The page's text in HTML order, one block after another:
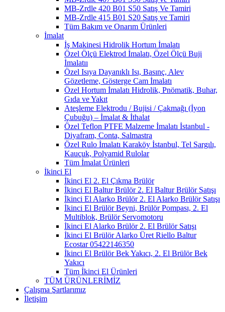
MB-Zrdle 420 B01 S50 Satış Ve Tamiri
MB-Zrdle 415 B01 S20 Satış ve Tamiri
Tüm Bakım ve Onarım Ürünleri
İmalat
İş Makinesi Hidrolik Hortum İmalatı
Özel Ölçü Elektrod İmalatı, Özel Ölçü Buji
İmalatıı
Özel Isıya Dayanıklı Isı, Basınç, Alev
Gözetleme, Gösterge Cam İmalatı
Özel Hortum İmalatı Hidrolik, Pnömatik, Buhar,
Gıda ve Yakıt
Ateşleme Elektrodu / Bujisi / Çakmağı (İyon
Çubuğu) – İmalat & İthalat
Özel Teflon PTFE Malzeme İmalatı İstanbul -
Diyafram, Conta, Salmastra
Özel Rulo İmalatı Karaköy İstanbul, Tel Sargılı,
Kauçuk, Polyamid Rulolar
Tüm İmalat Ürünleri
İkinci El
İkinci El 2. El Çıkma Brülör
İkinci El Baltur Brülör 2. El Baltur Brülör Satışı
İkinci El Alarko Brülör 2. El Alarko Brülör Satışı
İkinci El Brülör Beyni, Brülör Pompası, 2. El
Multiblok, Brülör Servomotoru
İkinci El Alarko Brülör 2. El Brülör Satışı
İkinci El Brülör Alarko Üret Riello Baltur
Ecostar 05422146350
İkinci El Brülör Bek Yakıcı, 2. El Brülör Bek
Yakıcı
Tüm İkinci El Ürünleri
TÜM ÜRÜNLERİMİZ
Çalışma Şartlarımız
İletişim